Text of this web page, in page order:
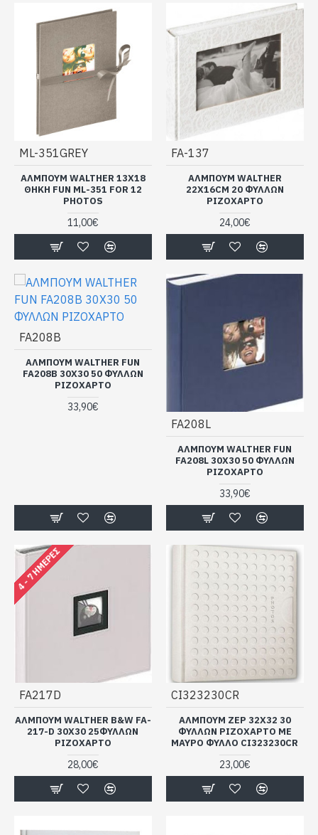
ML-351GREY
ΑΛΜΠΟΥΜ WALTHER 13Χ18
ΘΗΚΗ FUN ML-351 FOR 12
PHOTOS
11,00€
FA-137
ΑΛΜΠΟΥΜ WALTHER
22X16CM 20 ΦΥΛΛΩΝ
ΡΙΖΟΧΑΡΤΟ
24,00€
FA208B
ΑΛΜΠΟΥΜ WALTHER FUN
FA208B 30Χ30 50 ΦΥΛΛΩΝ
ΡΙΖΟΧΑΡΤΟ
33,90€
FA208L
ΑΛΜΠΟΥΜ WALTHER FUN
FA208L 30Χ30 50 ΦΥΛΛΩΝ
ΡΙΖΟΧΑΡΤΟ
33,90€
4 - 7 ΗΜΈΡΕΣ
FA217D
ΑΛΜΠΟΥΜ WALTHER Β&W FA-
217-D 30X30 25ΦΥΛΛΩΝ
ΡΙΖΟΧΑΡΤΟ
28,00€
CI323230CR
ΑΛΜΠΟΥΜ ZEP 32X32 30
ΦΥΛΛΩΝ ΡΙΖΟΧΑΡΤΟ ΜΕ
ΜΑΥΡΟ ΦΥΛΛΟ CI323230CR
23,00€